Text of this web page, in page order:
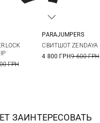
ГРН
PARAJUMPERS
СВИТШОТ ZENDAYA
4 800 ГРН9 600 ГРН
ЗАИНТЕРЕСОВАТЬ